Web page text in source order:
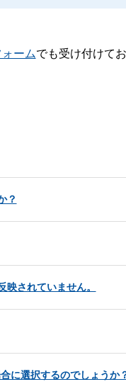
ームでも受け付けて
？
されていません。
に選択するのでしょうか